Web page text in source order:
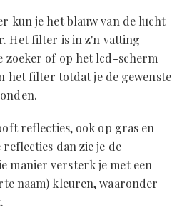
kun je het blauw van de lucht
Het filter is in z'n vatting
zoeker of op het lcd-scherm
het filter totdat je de gewenste
reflecties, ook op gras en
dan zie je de
manier versterk je met een
naam) kleuren, waaronder